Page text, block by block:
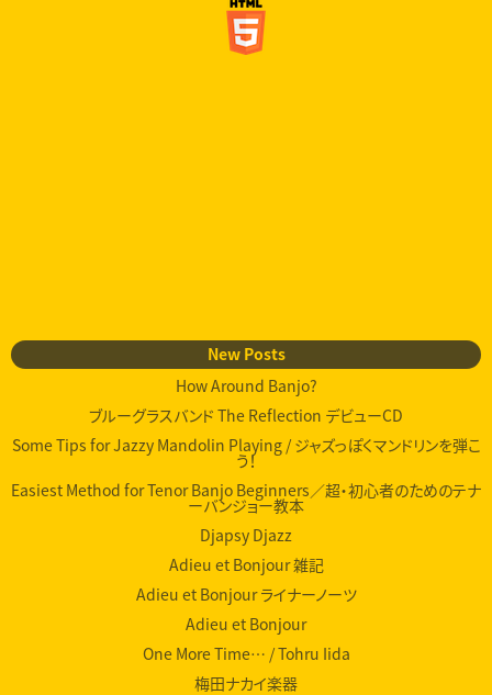
New Posts
How Around Banjo?
ブルーグラスバンド The Reflection デビューCD
Some Tips for Jazzy Mandolin Playing / ジャズっぽくマンドリンを弾こ
う！
Easiest Method for Tenor Banjo Beginners／超・初心者のためのテナ
ーバンジョー教本
Djapsy Djazz
Adieu et Bonjour 雑記
Adieu et Bonjour ライナーノーツ
Adieu et Bonjour
One More Time… / Tohru Iida
梅田ナカイ楽器